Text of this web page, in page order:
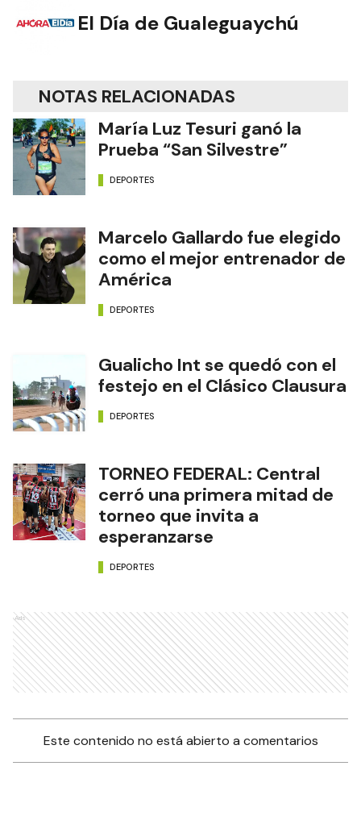
El Día de Gualeguaychú
NOTAS RELACIONADAS
María Luz Tesuri ganó la
Prueba “San Silvestre”
DEPORTES
Marcelo Gallardo fue elegido
como el mejor entrenador de
América
DEPORTES
Gualicho Int se quedó con el
festejo en el Clásico Clausura
DEPORTES
TORNEO FEDERAL: Central
cerró una primera mitad de
torneo que invita a
esperanzarse
DEPORTES
Ads
Este contenido no está abierto a comentarios